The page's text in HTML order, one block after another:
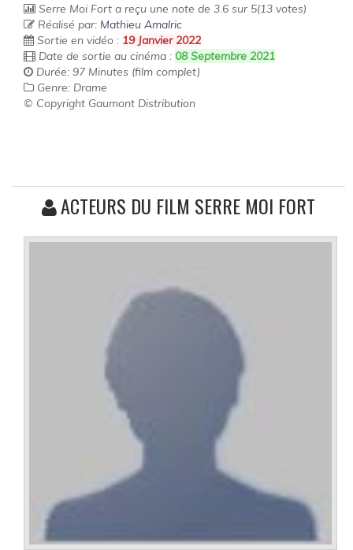
Serre Moi Fort a reçu une note de 3.6 sur 5(13 votes)
Réalisé par: Mathieu Amalric
Sortie en vidéo : 19 Janvier 2022
Date de sortie au cinéma : 08 Septembre 2021
Durée: 97 Minutes (film complet)
Genre: Drame
© Copyright Gaumont Distribution
ACTEURS DU FILM SERRE MOI FORT